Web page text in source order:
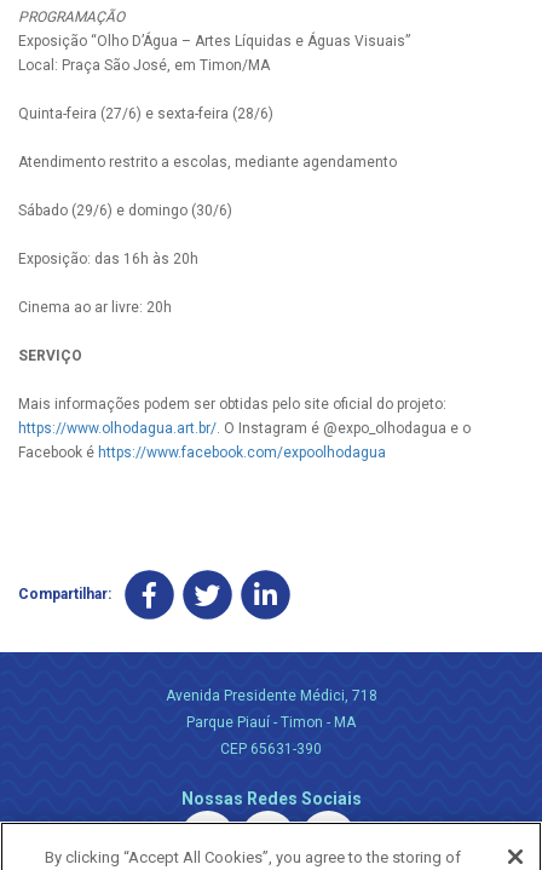
PROGRAMAÇÃO
Exposição “Olho D’Água – Artes Líquidas e Águas Visuais”
Local: Praça São José, em Timon/MA
Quinta-feira (27/6) e sexta-feira (28/6)
Atendimento restrito a escolas, mediante agendamento
Sábado (29/6) e domingo (30/6)
Exposição: das 16h às 20h
Cinema ao ar livre: 20h
SERVIÇO
Mais informações podem ser obtidas pelo site oficial do projeto:
https://www.olhodagua.art.br/ . O Instagram é @expo_olhodagua e o
Facebook é https://www.facebook.com/expoolhodagua
Compartilhar:
Avenida Presidente Médici, 718
Parque Piauí - Timon - MA
CEP 65631-390
Nossas Redes Sociais
By clicking “Accept All Cookies”, you agree to the storing of